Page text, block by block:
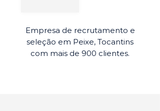
Empresa de recrutamento e
seleção em Peixe, Tocantins
com mais de 900 clientes.